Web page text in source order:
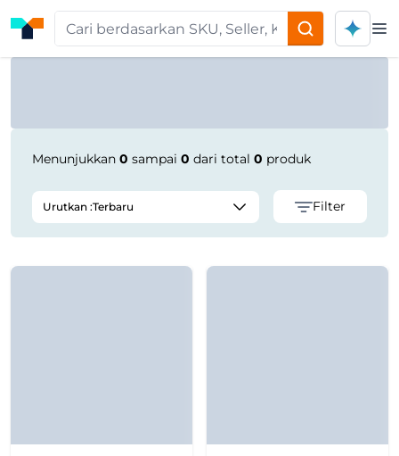
Menunjukkan 0 sampai 0 dari total 0 produk
Urutkan :Terbaru Filter